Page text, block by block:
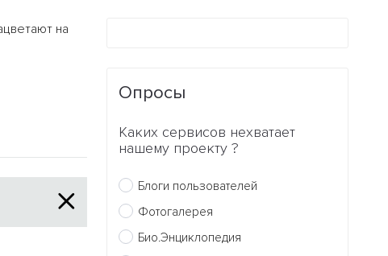
на
Опросы
Каких сервисов нехватает
нашему проекту ?
Блоги пользователей
Фотогалерея
Био.Энциклопедия